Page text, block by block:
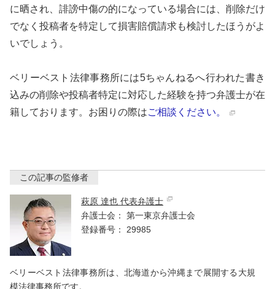
に晒され、誹謗中傷の的になっている場合には、削除だけ
でなく投稿者を特定して損害賠償請求も検討したほうがよ
いでしょう。
ベリーベスト法律事務所には5ちゃんねるへ行われた書き
込みの削除や投稿者特定に対応した経験を持つ弁護士が在
籍しております。お困りの際はご相談ください。
この記事の監修者
萩原 達也 代表弁護士
弁護士会：
第一東京弁護士会
登録番号：
29985
ベリーベスト法律事務所は、北海道から沖縄まで展開する大規
模法律事務所です。